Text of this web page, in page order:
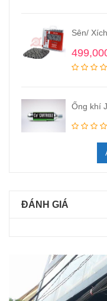
Sên/
Ống khí
ĐÁNH GIÁ